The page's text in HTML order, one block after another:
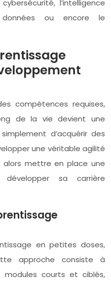
l’intelligence
données ou encore le
compétences requises,
de la vie devient une
d’acquérir des
une véritable agilité
alors mettre en place une
sa carrière
en petites doses,
approche consiste à
courts et ciblés,